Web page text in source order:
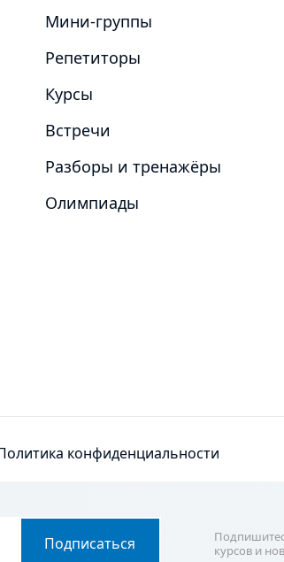
Мини-группы
Репетиторы
Курсы
Встречи
Разборы и тренажёры
Олимпиады
конфиденциальности
Подписаться
курсов и